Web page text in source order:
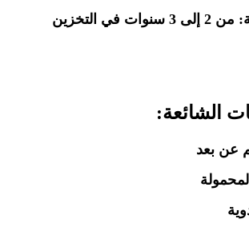
مدة الصلاحية: من 2 إلى 3 سنوات في التخزين
الشائعة:
عن بعد